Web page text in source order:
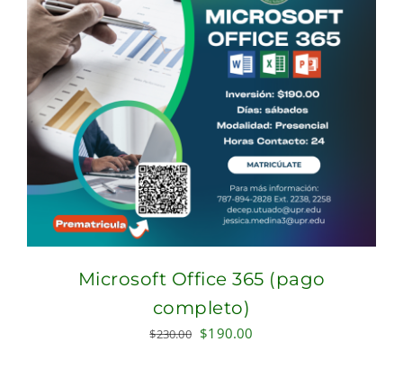
Microsoft Office 365 (pago
completo)
$230.00 Original
$190.00